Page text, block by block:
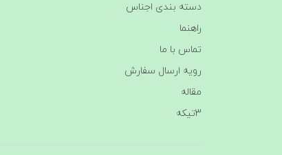
دسته بندی اجناس
راهنما
تماس با ما
رویه ارسال سفارش
مقاله
3تیکه